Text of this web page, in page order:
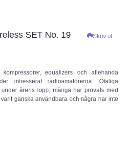
Skriv ut
SET No. 19
kompressorer, equalizers och allehanda
intresserat radioamatörerna. Otaliga
årens lopp, många har provats med
ganska användbara och några har inte